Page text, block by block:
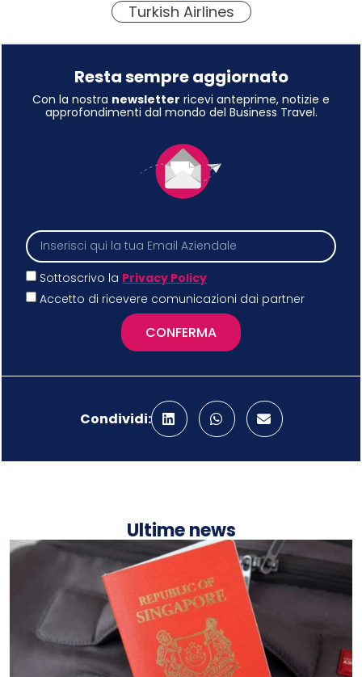
Turkish Airlines
Resta sempre aggiornato
Con la nostra newsletter ricevi anteprime, notizie e
approfondimenti dal mondo del Business Travel.
Sottoscrivo la Privacy Policy
Accetto di ricevere comunicazioni dai partner
CONFERMA
Condividi:
Ultime news